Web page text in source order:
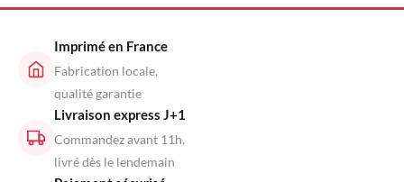
Imprimé en France
Fabrication locale,
qualité garantie
Livraison express J+1
Commandez avant 11h,
livré dès le lendemain